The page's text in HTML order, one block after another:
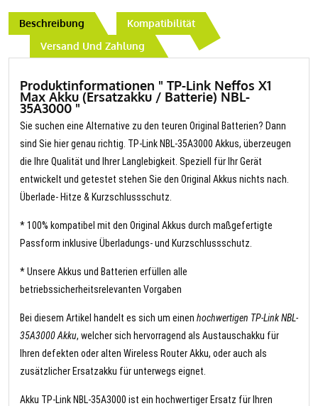
Beschreibung
Kompatibilität
Versand Und Zahlung
Produktinformationen " TP-Link Neffos X1
Max Akku (Ersatzakku / Batterie) NBL-
35A3000 "
Sie suchen eine Alternative zu den teuren Original Batterien? Dann
sind Sie hier genau richtig. TP-Link NBL-35A3000 Akkus, überzeugen
die Ihre Qualität und Ihrer Langlebigkeit. Speziell für Ihr Gerät
entwickelt und getestet stehen Sie den Original Akkus nichts nach.
Überlade- Hitze & Kurzschlussschutz.
* 100% kompatibel mit den Original Akkus durch maßgefertigte
Passform inklusive Überladungs- und Kurzschlussschutz.
* Unsere Akkus und Batterien erfüllen alle
betriebssicherheitsrelevanten Vorgaben
Bei diesem Artikel handelt es sich um einen hochwertigen TP-Link NBL-
35A3000 Akku, welcher sich hervorragend als Austauschakku für
Ihren defekten oder alten Wireless Router Akku, oder auch als
zusätzlicher Ersatzakku für unterwegs eignet.
Akku TP-Link NBL-35A3000 ist ein hochwertiger Ersatz für Ihren